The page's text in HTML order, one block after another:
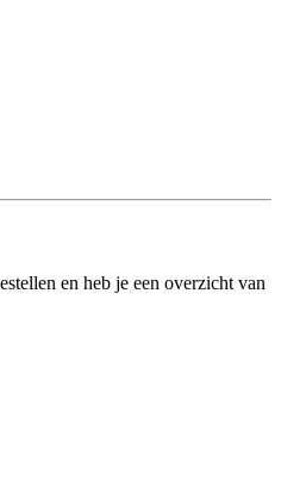
en heb je een overzicht van